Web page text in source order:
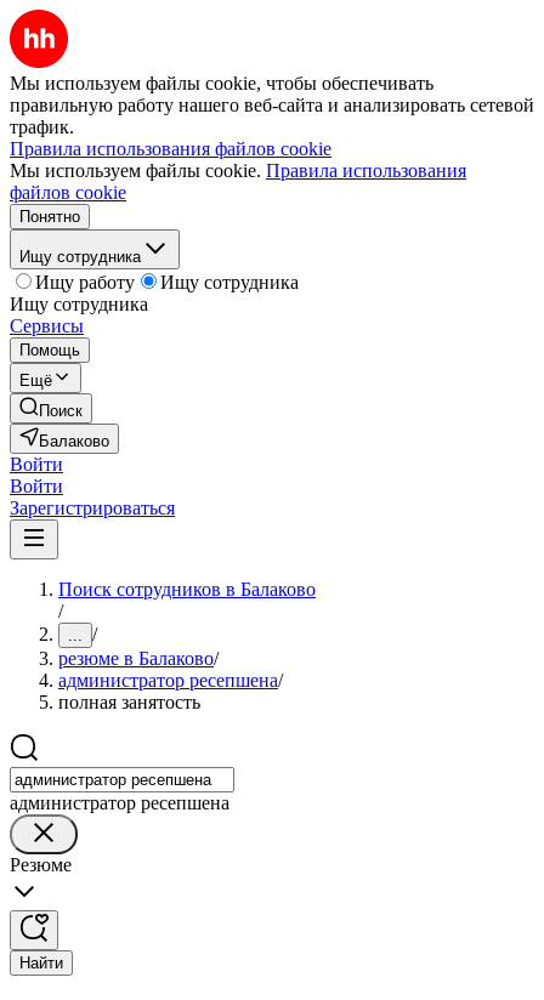
Мы используем файлы cookie, чтобы обеспечивать
правильную работу нашего веб-сайта и анализировать сетевой
трафик.
Правила использования файлов cookie
Мы используем файлы cookie. Правила использования
файлов cookie
Понятно
Ищу сотрудника
Ищу работу
Ищу сотрудника
Ищу сотрудника
Сервисы
Помощь
Ещё
Поиск
Балаково
Войти
Войти
Зарегистрироваться
Поиск сотрудников в Балаково
/
... /
резюме в Балаково/
администратор ресепшена/
полная занятость
администратор ресепшена
Резюме
Найти